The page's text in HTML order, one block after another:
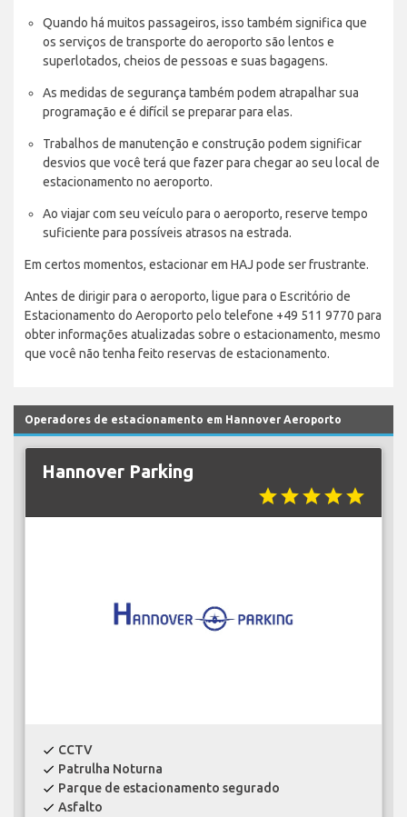
Quando há muitos passageiros, isso também significa que
os serviços de transporte do aeroporto são lentos e
superlotados, cheios de pessoas e suas bagagens.
As medidas de segurança também podem atrapalhar sua
programação e é difícil se preparar para elas.
Trabalhos de manutenção e construção podem significar
desvios que você terá que fazer para chegar ao seu local de
estacionamento no aeroporto.
Ao viajar com seu veículo para o aeroporto, reserve tempo
suficiente para possíveis atrasos na estrada.
Em certos momentos, estacionar em HAJ pode ser frustrante.
Antes de dirigir para o aeroporto, ligue para o Escritório de
Estacionamento do Aeroporto pelo telefone +49 511 9770 para
obter informações atualizadas sobre o estacionamento, mesmo
que você não tenha feito reservas de estacionamento.
Operadores de estacionamento em Hannover Aeroporto
Hannover Parking
starstarstarstarstar
check CCTV
check Patrulha Noturna
check Parque de estacionamento segurado
check Asfalto